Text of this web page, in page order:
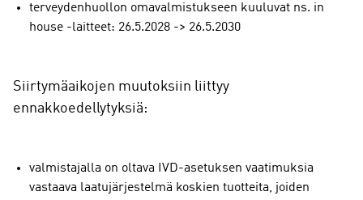
terveydenhuollon omavalmistukseen kuuluvat ns. in
house -laitteet: 26.5.2028 -> 26.5.2030
Siirtymäaikojen muutoksiin liittyy
ennakkoedellytyksiä:
valmistajalla on oltava IVD-asetuksen vaatimuksia
vastaava laatujärjestelmä koskien tuotteita, joiden